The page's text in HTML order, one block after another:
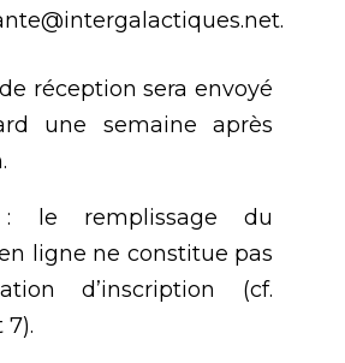
réception sera envoyé
une semaine après
: le remplissage du
ligne ne constitue pas
d’inscription (cf.
7).